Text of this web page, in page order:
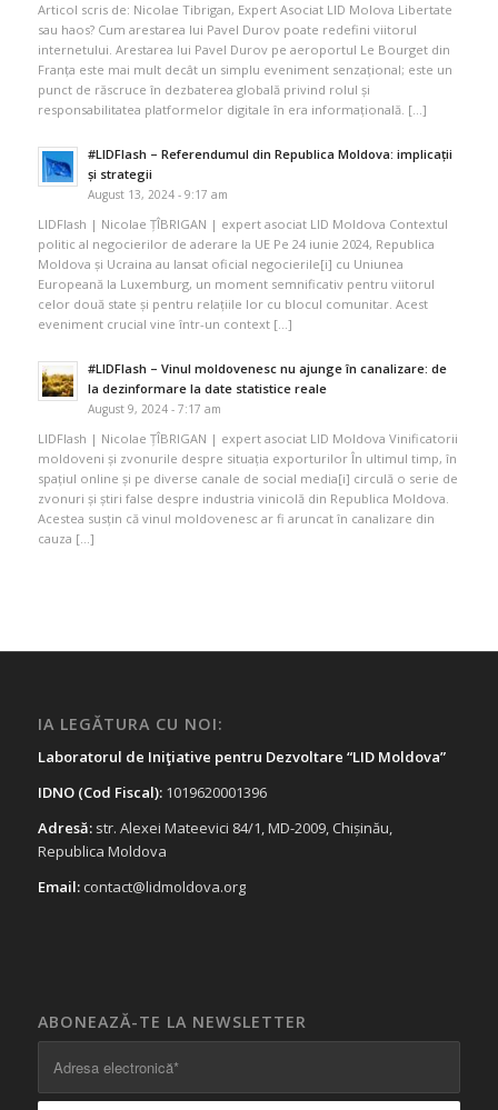
Articol scris de: Nicolae Tibrigan, Expert Asociat LID Molova Libertate
sau haos? Cum arestarea lui Pavel Durov poate redefini viitorul
internetului. Arestarea lui Pavel Durov pe aeroportul Le Bourget din
Franța este mai mult decât un simplu eveniment senzațional; este un
punct de răscruce în dezbaterea globală privind rolul și
responsabilitatea platformelor digitale în era informațională. […]
#LIDFlash – Referendumul din Republica Moldova: implicații
și strategii
August 13, 2024 - 9:17 am
LIDFlash | Nicolae ȚÎBRIGAN | expert asociat LID Moldova Contextul
politic al negocierilor de aderare la UE Pe 24 iunie 2024, Republica
Moldova și Ucraina au lansat oficial negocierile[i] cu Uniunea
Europeană la Luxemburg, un moment semnificativ pentru viitorul
celor două state și pentru relațiile lor cu blocul comunitar. Acest
eveniment crucial vine într-un context […]
#LIDFlash – Vinul moldovenesc nu ajunge în canalizare: de
la dezinformare la date statistice reale
August 9, 2024 - 7:17 am
LIDFlash | Nicolae ȚÎBRIGAN | expert asociat LID Moldova Vinificatorii
moldoveni și zvonurile despre situația exporturilor În ultimul timp, în
spațiul online și pe diverse canale de social media[i] circulă o serie de
zvonuri și știri false despre industria vinicolă din Republica Moldova.
Acestea susțin că vinul moldovenesc ar fi aruncat în canalizare din
cauza […]
IA LEGĂTURA CU NOI:
Laboratorul de Iniţiative pentru Dezvoltare “LID Moldova”
IDNO (Cod Fiscal):1019620001396
Adresă:str. Alexei Mateevici 84/1, MD-2009, Chișinău,
Republica Moldova
Email: contact@lidmoldova.org
ABONEAZĂ-TE LA NEWSLETTER